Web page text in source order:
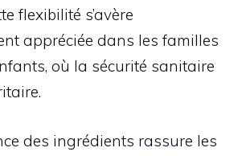
flexibilité s’avère
appréciée dans les familles
où la sécurité sanitaire
des ingrédients rassure les